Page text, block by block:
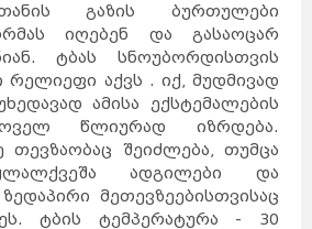
გაზის ბურთულები
იღებენ და გასაოცარ
ტბას სნოუბორდისთვის
აქვს . იქ, მუდმივად
ამისა ექსტემალების
წლიურად იზრდება.
თევზაობაც შეიძლება, თუმცა
ადგილები და
მეთევზეებისთვისაც
ტბის ტემპერატურა - 30